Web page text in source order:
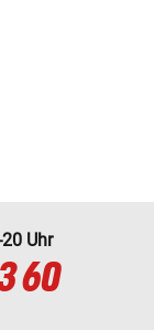
Uhr
60